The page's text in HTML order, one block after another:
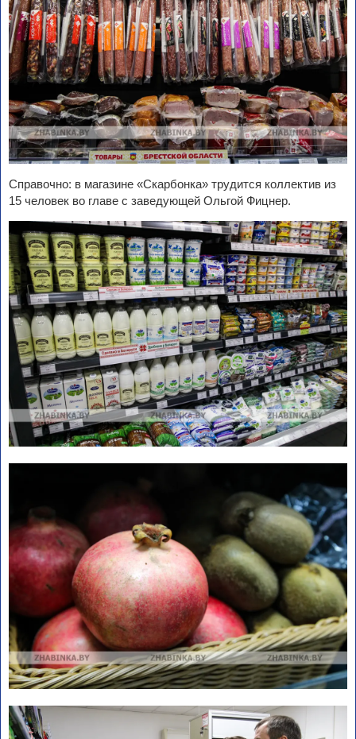
Справочно: в магазине «Скарбонка» трудится коллектив из
15 человек во главе с заведующей Ольгой Фицнер.